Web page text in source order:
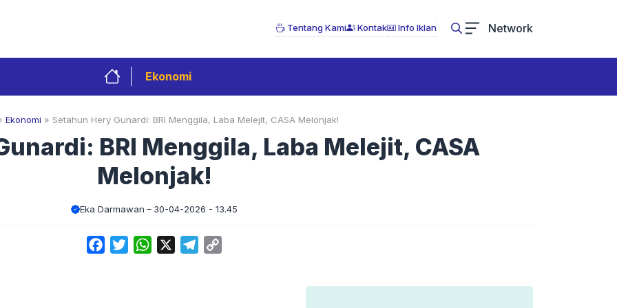
Tentang Kami Kontak Info Iklan Network
Ekonomi
Ekonomi » Setahun Hery Gunardi: BRI Menggila, Laba Melejit, CASA Melonjak!
BRI Menggila, Laba Melejit, CASA
Melonjak!
Eka Darmawan 30-04-2026 - 13.45
FacebookTwitterWhatsApp Telegram